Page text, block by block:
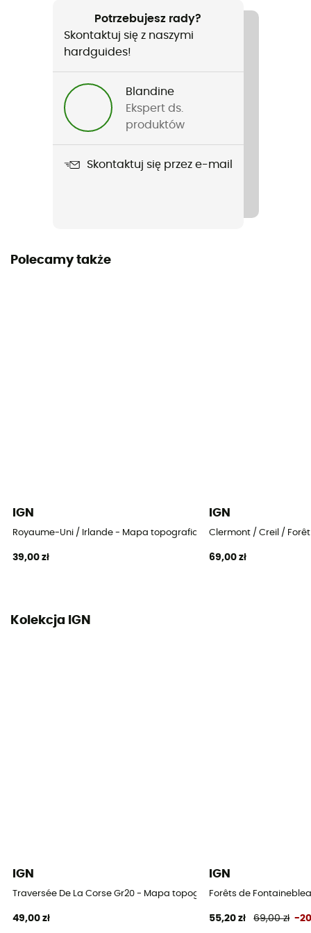
Potrzebujesz rady?
Skontaktuj się z naszymi
hardguides!
Blandine
Ekspert ds.
produktów
Skontaktuj się przez e-mail
Polecamy także
IGN
Royaume-Uni / Irlande - Mapa topograficzna
39,00 zł
IGN
Clermont / Creil /
69,00 zł
Kolekcja IGN
IGN
Traversée De La Corse Gr20 - Mapa topograficzna
49,00 zł
IGN
Forêts de
55,20 zł 69,00 zł -